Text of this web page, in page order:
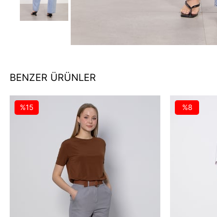
BENZER ÜRÜNLER
%15 %8